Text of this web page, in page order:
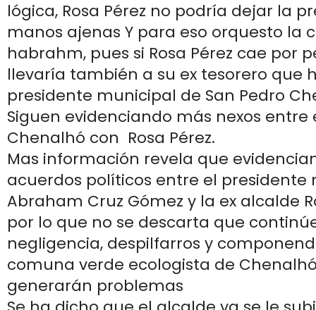
lógica, Rosa Pérez no podría dejar la
manos ajenas Y para eso orquesto la
habrahm, pues si Rosa Pérez cae por
llevaría también a su ex tesorero que
presidente municipal de San Pedro
Siguen evidenciando más nexos
Chenalhó con Rosa Pérez.
Mas información revela que
acuerdos políticos entre el presidente
Abraham Cruz Gómez y la ex alcalde
por lo que no se descarta que
negligencia, despilfarros y
comuna verde ecologista de
generarán problemas